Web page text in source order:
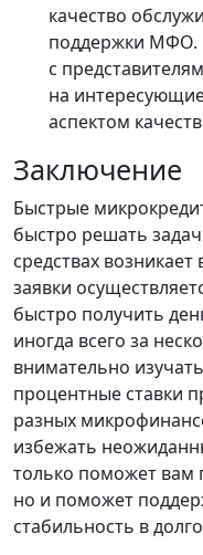
качество
поддержки МФО.
с
на
аспектом
Заключение
Быстрые
быстро решать
средствах
заявки
быстро получить
иногда всего за
внимательно
процентные ставки
разных
избежать
только поможет вам
но и поможет
стабильность в